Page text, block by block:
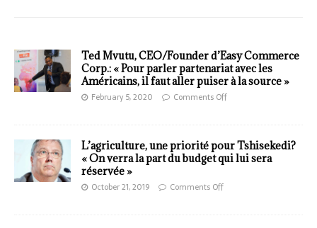
Ted Mvutu, CEO/Founder d’Easy Commerce
Corp.: « Pour parler partenariat avec les
Américains, il faut aller puiser à la source »
February 5, 2020 Comments Off
L’agriculture, une priorité pour Tshisekedi?
« On verra la part du budget qui lui sera
réservée »
October 21, 2019 Comments Off